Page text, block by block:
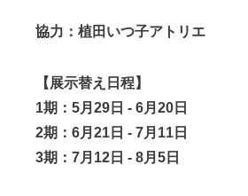
協力：植田いつ子アトリエ
【展示替え日程】
1期：5月29日 - 6月20日
2期：6月21日 - 7月11日
3期：7月12日 - 8月5日